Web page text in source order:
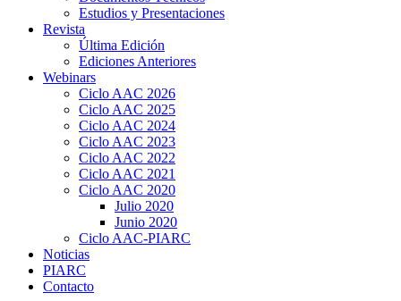
Estudios y Presentaciones
Revista
Última Edición
Ediciones Anteriores
Webinars
Ciclo AAC 2026
Ciclo AAC 2025
Ciclo AAC 2024
Ciclo AAC 2023
Ciclo AAC 2022
Ciclo AAC 2021
Ciclo AAC 2020
Julio 2020
Junio 2020
Ciclo AAC-PIARC
Noticias
PIARC
Contacto